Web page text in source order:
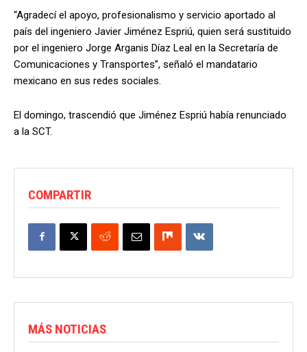
“Agradecí el apoyo, profesionalismo y servicio aportado al
país del ingeniero Javier Jiménez Espriú, quien será sustituido
por el ingeniero Jorge Arganis Díaz Leal en la Secretaría de
Comunicaciones y Transportes”, señaló el mandatario
mexicano en sus redes sociales.
El domingo, trascendió que Jiménez Espriú había renunciado
a la SCT.
COMPARTIR
MÁS NOTICIAS